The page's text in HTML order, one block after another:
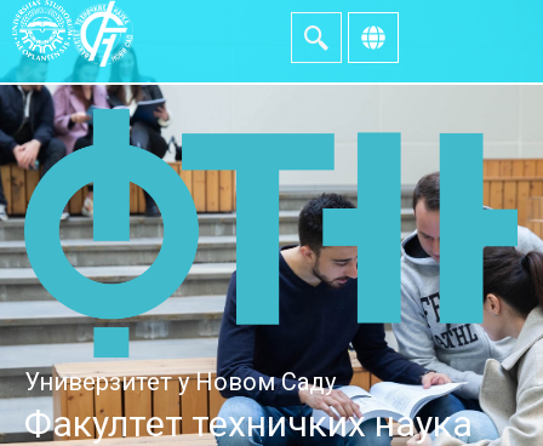
Универзитет у Новом Саду
Факултет техничких наука